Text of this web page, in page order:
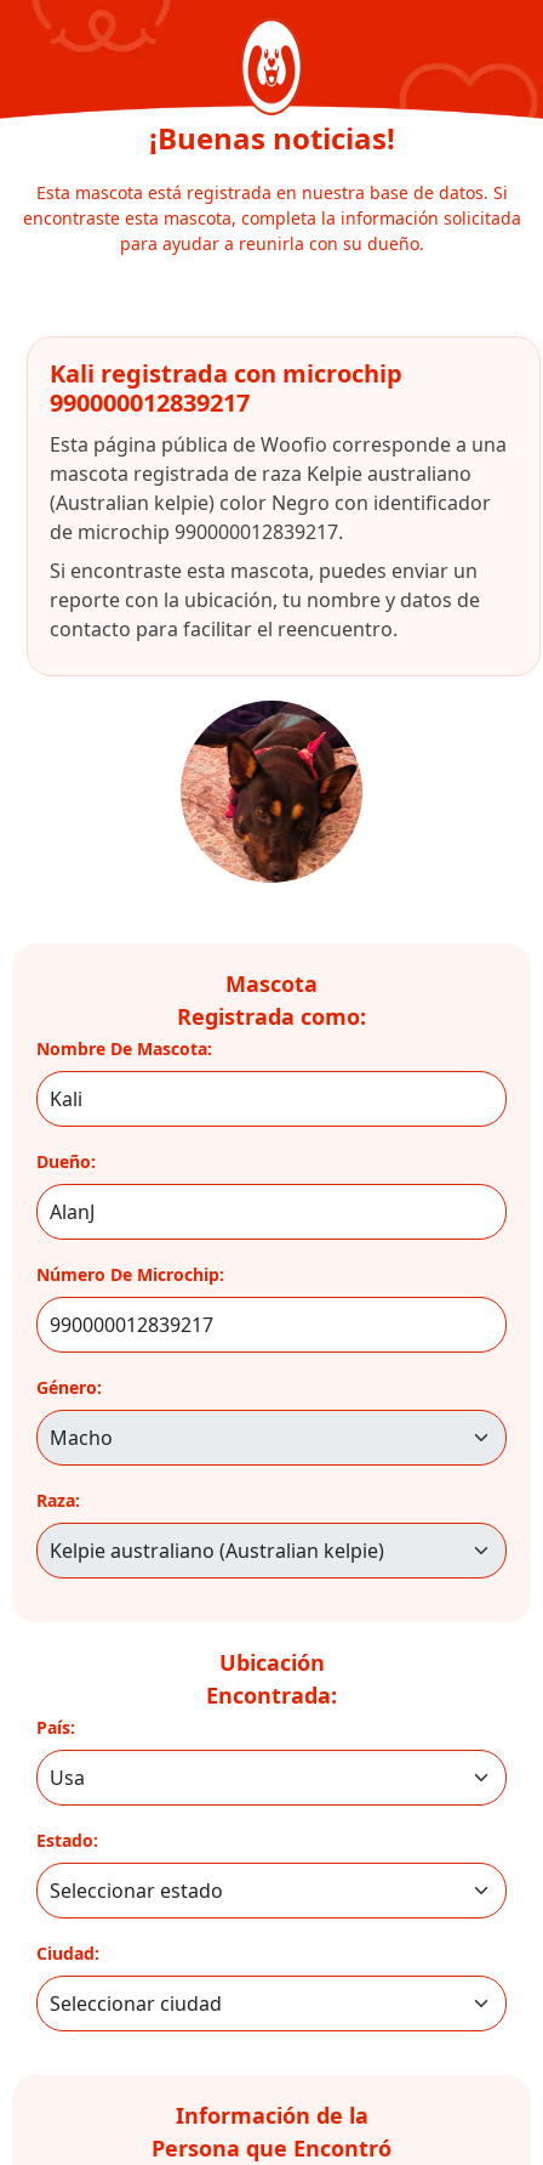
¡Buenas noticias!
Esta mascota está registrada en nuestra base de datos. Si
encontraste esta mascota, completa la información solicitada
para ayudar a reunirla con su dueño.
Kali registrada con microchip
990000012839217
Esta página pública de Woofio corresponde a una
mascota registrada de raza Kelpie australiano
(Australian kelpie) color Negro con identificador
de microchip 990000012839217.
Si encontraste esta mascota, puedes enviar un
reporte con la ubicación, tu nombre y datos de
contacto para facilitar el reencuentro.
Mascota
Registrada como:
Nombre De Mascota:
Dueño:
Número De Microchip:
Género:
Raza:
Ubicación
Encontrada:
País:
Estado:
Ciudad:
Información de la
Persona que Encontró